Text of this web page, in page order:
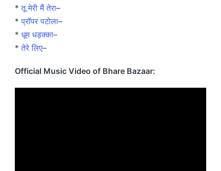
*तू मेरी मैं तेरा–
*प्रॉपर पटोला–
* धूम धड़क्का–
*तेरे लिए–
Official Music Video of Bhare Bazaar: